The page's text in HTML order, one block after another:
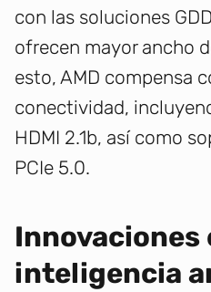
con las soluciones
ofrecen mayor ancho
esto, AMD compensa
conectividad,
HDMI 2.1b, así como
PCIe 5.0.
Innovaciones
inteligencia